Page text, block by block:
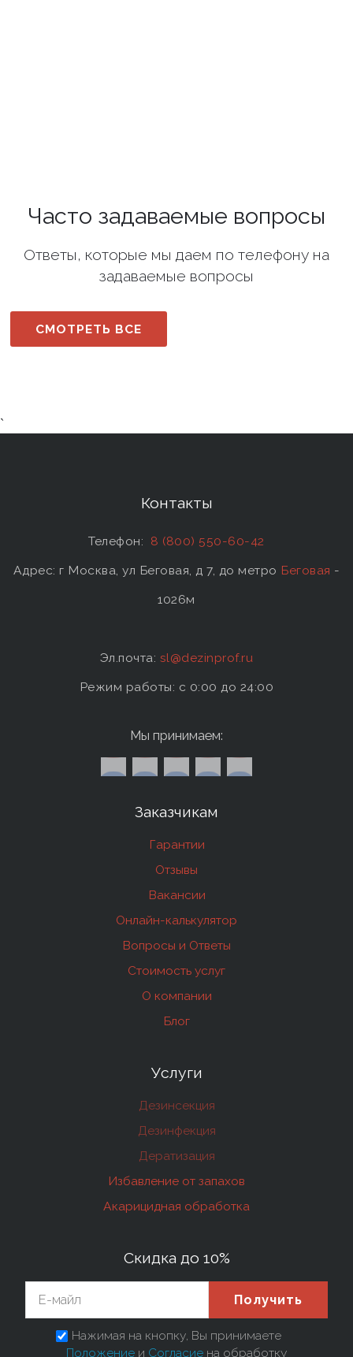
Часто задаваемые вопросы
Ответы, которые мы даем по телефону на
задаваемые вопросы
СМОТРЕТЬ ВСЕ
`
Контакты
Телефон: 8 (800) 550-60-42
Адрес: г Москва, ул Беговая, д 7, до метро Беговая -
1026м
Эл.почта: sl@dezinprof.ru
Режим работы: c 0:00 до 24:00
Мы принимаем:
Заказчикам
Гарантии
Отзывы
Вакансии
Онлайн-калькулятор
Вопросы и Ответы
Стоимость услуг
О компании
Блог
Услуги
Дезинсекция
Дезинфекция
Дератизация
Избавление от запахов
Акарицидная обработка
Скидка до 10%
Получить
Нажимая на кнопку, Вы принимаете
Положение и Согласие на обработку